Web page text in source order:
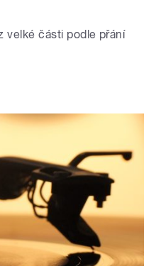
velké části podle přání